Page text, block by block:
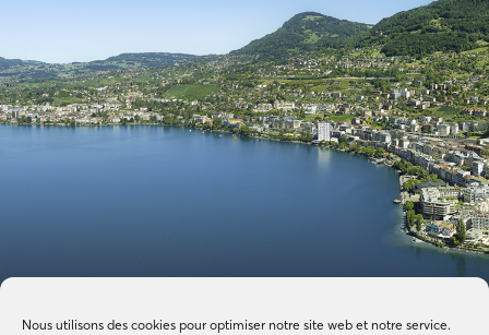
Nous utilisons des cookies pour optimiser notre site web et notre service.